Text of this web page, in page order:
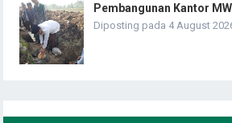
Pembangunan Kantor
Diposting pada 4 August